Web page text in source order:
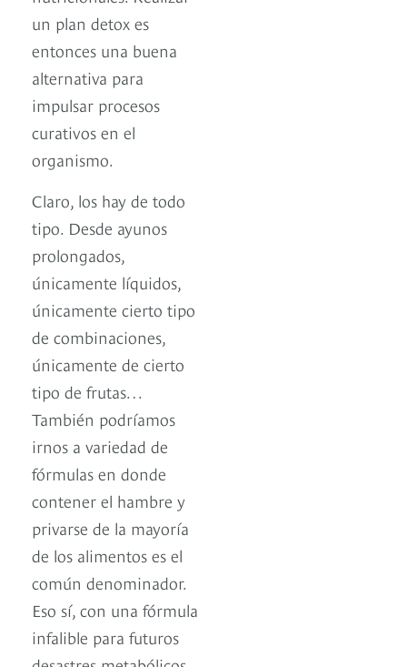
un plan detox es
entonces una buena
alternativa para
impulsar procesos
curativos en el
organismo.
Claro, los hay de todo
tipo. Desde ayunos
prolongados,
únicamente líquidos,
únicamente cierto tipo
de combinaciones,
únicamente de cierto
tipo de frutas…
También podríamos
irnos a variedad de
fórmulas en donde
contener el hambre y
privarse de la mayoría
de los alimentos es el
común denominador.
Eso sí, con una fórmula
infalible para futuros